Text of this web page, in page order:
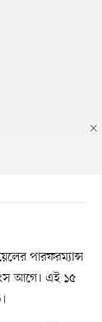
পারফরম্যান্স
আগে। এই ১৫